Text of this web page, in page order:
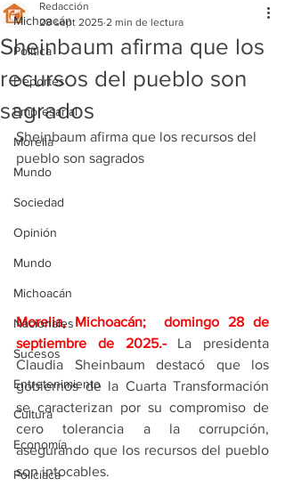
Michoacán
Política
Deportes
Empresarial
Morelia
Mundo
Sociedad
Opinión
Mundo
Michoacán
Nacionales
Sucesos
Entretenimiento
Cultura
Economía
Policíaca
Sheinbaum afirma que los
recursos del pueblo son
sagrados
Redacción
28 sept 2025 2 min de lectura
Sheinbaum afirma que los recursos del
pueblo son sagrados
Morelia, Michoacán;  domingo 28 de
septiembre de 2025.- La presidenta
Claudia Sheinbaum destacó que los
gobiernos de la Cuarta Transformación
se caracterizan por su compromiso de
cero tolerancia a la corrupción,
asegurando que los recursos del pueblo
son intocables.